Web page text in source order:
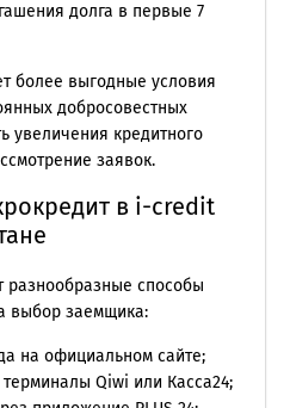
долга в первые 7
более выгодные условия
добросовестных
увеличения кредитного
заявок.
в i-credit
способы
выбор заемщика:
на официальном сайте;
Qiwi или Касса24;